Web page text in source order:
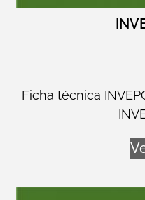
Ficha técnica